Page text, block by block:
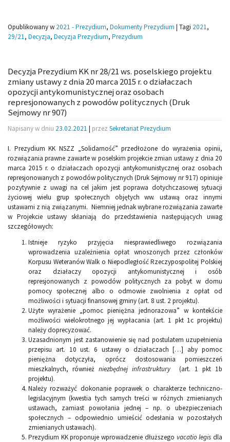
Opublikowany w 2021 - Prezydium, Dokumenty Prezydium | Tagi 2021,
29/21, Decyzja, Decyzja Prezydium, Prezydium
Decyzja Prezydium KK nr 28/21 ws. poselskiego projektu
zmiany ustawy z dnia 20 marca 2015 r. o działaczach
opozycji antykomunistycznej oraz osobach
represjonowanych z powodów politycznych (Druk
Sejmowy nr 907)
Napisany w dniu 23.02.2021 | przez Sekretariat Prezydium
I. Prezydium KK NSZZ „Solidarność” przedłożone do wyrażenia opinii,
rozwiązania prawne zawarte w poselskim projekcie zmian ustawy z dnia 20
marca 2015 r. o działaczach opozycji antykomunistycznej oraz osobach
represjonowanych z powodów politycznych (Druk Sejmowy nr 917) opiniuje
pozytywnie z uwagi na cel jakim jest poprawa dotychczasowej sytuacji
życiowej wielu grup społecznych objętych ww. ustawą oraz innymi
ustawami z nią związanymi. Niemniej jednak wybrane rozwiązania zawarte
w Projekcie ustawy skłaniają do przedstawienia następujących uwag
szczegółowych:
Istnieje ryzyko przyjęcia niesprawiedliwego rozwiązania
wprowadzenia uzależnienia opłat wnoszonych przez członków
Korpusu Weteranów Walk o Niepodległość Rzeczypospolitej Polskiej
oraz działaczy opozycji antykomunistycznej i osób
represjonowanych z powodów politycznych za pobyt w domu
pomocy społecznej albo o odmowie zwolnienia z opłat od
możliwości i sytuacji finansowej gminy (art. 8 ust. 2 projektu).
Użyte wyrażenie „pomoc pieniężna jednorazowa” w kontekście
możliwości wielokrotnego jej wypłacania (art. 1 pkt 1c projektu)
należy doprecyzować.
Uzasadnionym jest zastanowienie się nad postulatem uzupełnienia
przepisu art. 10 ust. 6 ustawy o działaczach […] aby pomoc
pieniężna dotyczyła, oprócz dostosowania pomieszczeń
mieszkalnych, równieżniezbędnej infrastruktury
(art. 1 pkt 1b
projektu).
Należy rozważyć dokonanie poprawek o charakterze techniczno-
legislacyjnym (kwestia tych samych treści w różnych zmienianych
ustawach, zamiast powołania jednej – np. o ubezpieczeniach
społecznych – odpowiednio umieścić odesłania w pozostałych
zmienianych ustawach).
Prezydium KK proponuje wprowadzenie dłuższego vacatio legis dla